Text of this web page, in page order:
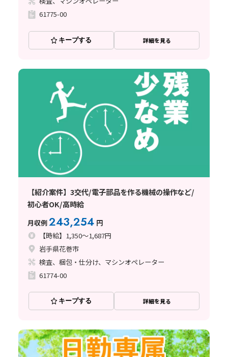
61775-00
キープする 詳細を見る
【紹介案件】3交代/電子部品を作る機械の操作など/
初心者OK/高時給
月収例243,254 円
【時給】1,350～1,687円
岩手県花巻市
検査、梱包・仕分け、マシンオペレーター
61774-00
キープする 詳細を見る